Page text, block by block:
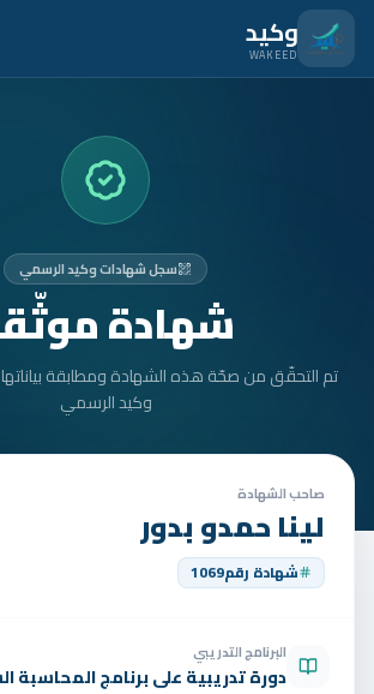
انتقل للمحتوى الرئيسي
وكيد
WAKEED
المتدربون
الأمان
تواصل
الوظائف
سجل شهادات وكيد الرسمي
شهادة
تم التحقّق من صحّة هذه الشهادة ومطابقة
وكيد الرسمي
صاحب الشهادة
لينا حمدو بدور
شهادة رقم1069
البرنامج التدريبي
دورة تدريبية على برنامج المحاسبة